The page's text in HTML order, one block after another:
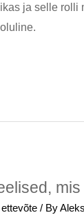
ja selle rolli
/ By